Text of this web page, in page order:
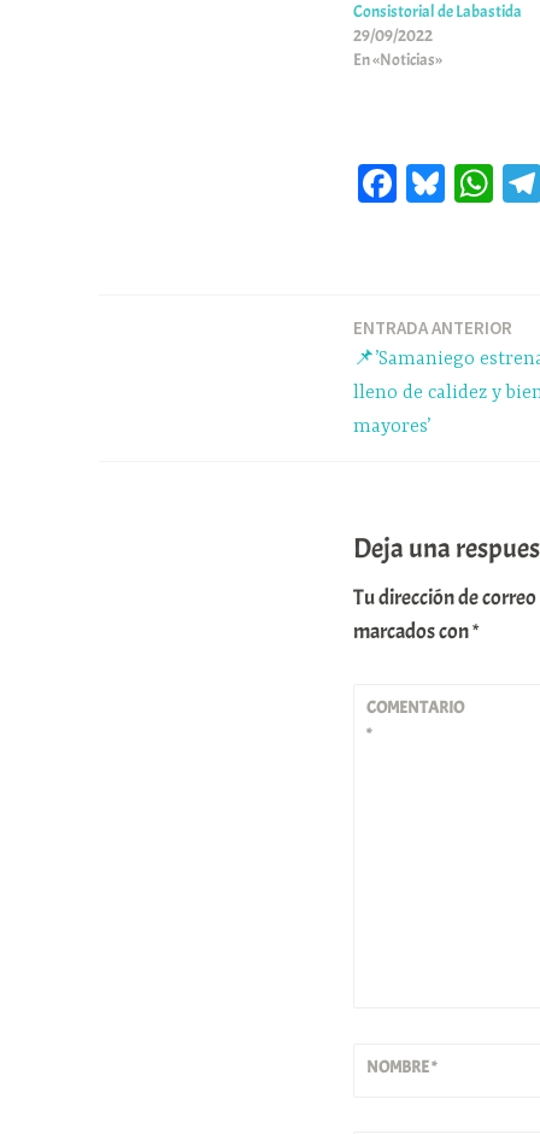
Consistorial de Labastida
29/09/2022
En «Noticias»
Fa Bl W
pp
ENTRADA ANTERIOR
📌’Samaniego
lleno de calidez y
mayores’
Deja una
Tu dirección de
marcados con*
COMENTARIO
*
NOMBRE*